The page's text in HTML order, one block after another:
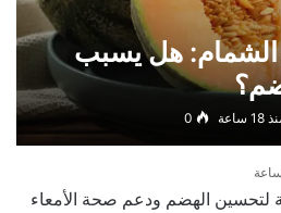
الشمام: هل يسبب
18 ساعة 0
لتحسين الهضم ودعم صحة الأمعاء